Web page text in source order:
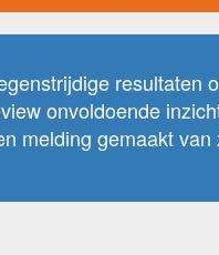
onvoldoende
melding gemaakt